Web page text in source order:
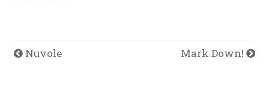
Nuvole Mark Down!